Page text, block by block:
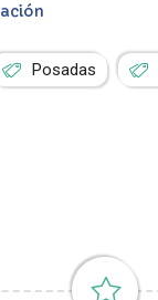
Posadas